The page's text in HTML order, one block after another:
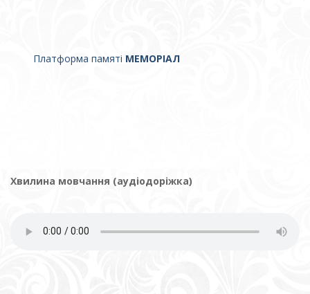
Платформа памяті МЕМОРІАЛ
Хвилина мовчання (аудіодоріжка)